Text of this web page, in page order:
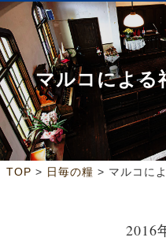
マルコによる
TOP > 日毎の糧 > マルコに
2016